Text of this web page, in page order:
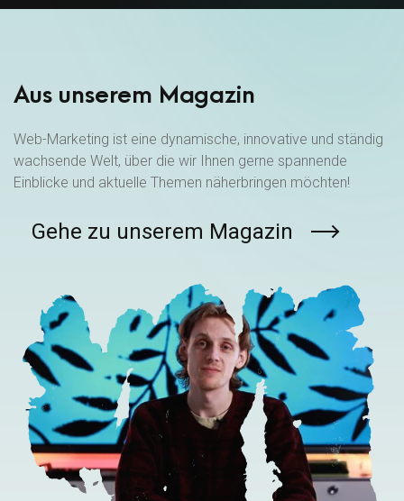
Aus unserem Magazin
Web-Marketing ist eine dynamische, innovative und ständig
wachsende Welt, über die wir Ihnen gerne spannende
Einblicke und aktuelle Themen näherbringen möchten!
Gehe zu unserem Magazin